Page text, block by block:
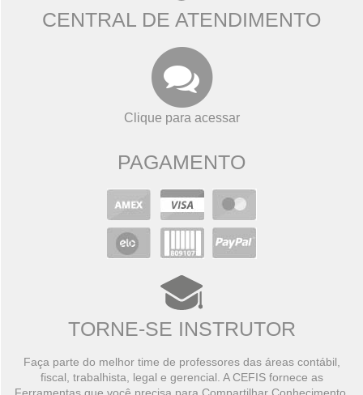
CENTRAL DE ATENDIMENTO
Clique para acessar
PAGAMENTO
TORNE-SE INSTRUTOR
Faça parte do melhor time de professores das áreas contábil,
fiscal, trabalhista, legal e gerencial. A CEFIS fornece as